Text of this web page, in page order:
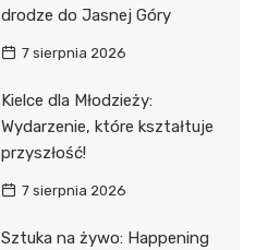
drodze do Jasnej Góry
7 sierpnia 2026
Kielce dla Młodzieży:
Wydarzenie, które kształtuje
przyszłość!
7 sierpnia 2026
Sztuka na żywo: Happening